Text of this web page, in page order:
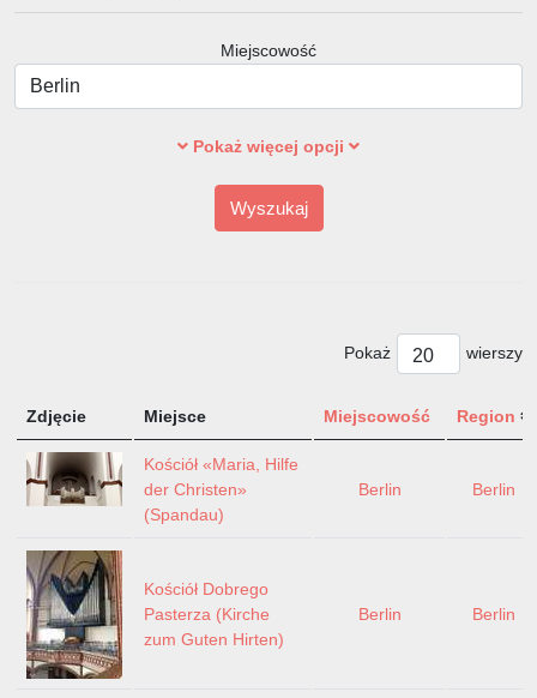
Miejscowość
Pokaż więcej opcji
Wyszukaj
Pokaż wierszy
Zdjęcie Miejsce Miejscowość Region
Kościół «Maria, Hilfe
der Christen»
(Spandau)
Berlin Berlin
Kościół Dobrego
Pasterza (Kirche
zum Guten Hirten)
Berlin Berlin